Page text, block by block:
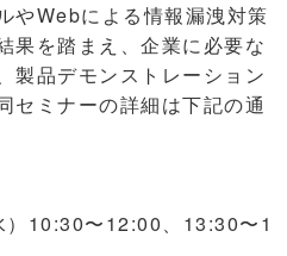
やWebによる情報漏洩対策
果を踏まえ、企業に必要な
製品デモンストレーション
セミナーの詳細は下記の通
10:30〜12:00、13:30〜1